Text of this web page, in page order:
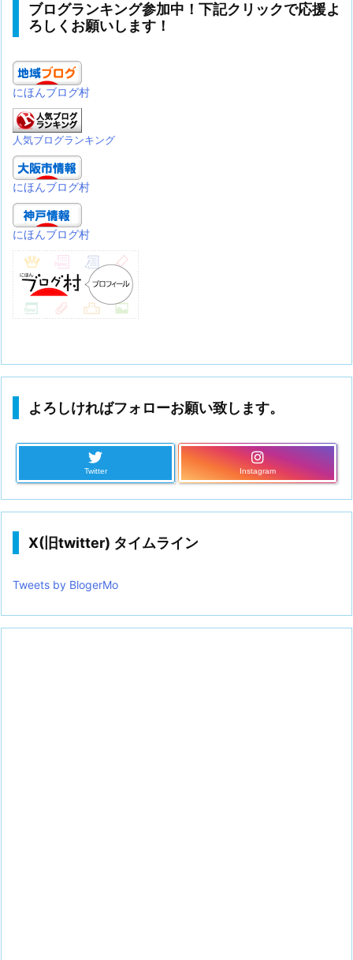
ブログランキング参加中！下記クリックで応援よ
ろしくお願いします！
にほんブログ村
人気ブログランキング
にほんブログ村
にほんブログ村
よろしければフォローお願い致します。
Twitter Instagram
X(旧twitter) タイムライン
Tweets by BlogerMo